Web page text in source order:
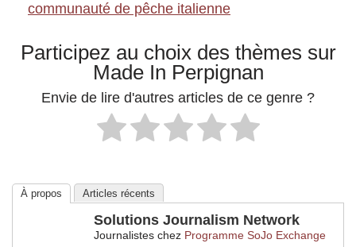
communauté de pêche italienne
Participez au choix des thèmes sur
Made In Perpignan
Envie de lire d'autres articles de ce genre ?
À propos Articles récents
Solutions Journalism Network
Journalistes chez Programme SoJo Exchange